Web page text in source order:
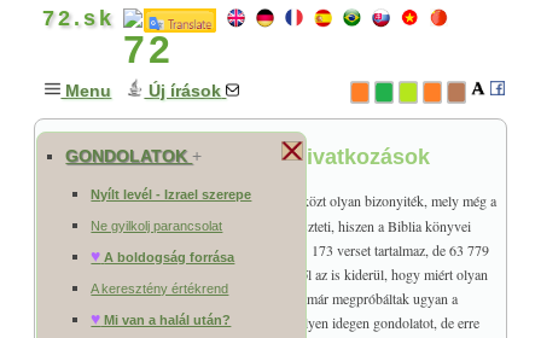
72.sk
Menu Új írások
GONDOLATOK+
Nyílt levél - Izrael szerepe
Ne gyilkolj parancsolat
♥ A boldogság forrása
A keresztény értékrend
♥ Mi van a halál után?
A Biblia egyik csodája a hivatkozások
63 779 hivatkozása Biblia egyes könyvei közt olyan bizonyiték, mely még a
leginkább hitetlen embert is gondolkodásra készteti, hiszen a Biblia könyvei
több ezer éven át íródtak. A Biblia összesen 31 173 verset tartalmaz, de 63 779
kereszthivatkozás (konkordancia) ismert. Ebből az is kiderül, hogy miért olyan
nehéz meghamisítani ezeket a könyveket (amit már megpróbáltak ugyan a
történelemben, illetve csak becsúsztatni valamilyen idegen gondolatot, de erre